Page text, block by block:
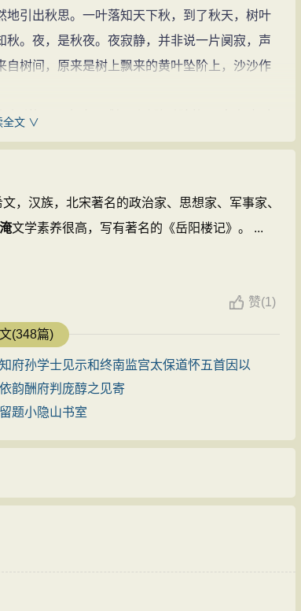
50
7
引出秋思。一叶落知天下秋，到了秋天，树叶
。夜，是秋夜。夜寂静，并非说一片阒寂，声
树间，原来是树上飘来的黄叶坠阶上，沙沙作
的沙沙声响，感知到叶坠香阶的。“寒声碎”这
点出这声响是带着寒意的秋声。由沙沙响而感
。这个“寒”字下得极妙，既是秋寒节候的感受，
平野阔”之气势。因为千里共月，最易引起相思之
雄壮，深沉激越。
态，攒眉揪心的愁容，形态毕肖。古来借酒解
仅反用其意，而且翻进一层，别出心裁，自出
”这首词里说：“愁肠已断无由醉，酒未到，先
。比起入肠化泪，又添一折，又进一层，愁更难
映照，自有一种凄然的气氛。枕头欹斜，写出了
加形象，更加生动。“谙尽孤眠滋味。”由于有前
眉愁脸。古人写愁情，设想愁象人体中的“气”，
全文 ∨
，汉族，北宋著名的政治家、思想家、军事家、
文学素养很高，写有著名的《岳阳楼记》。 ...
赞(1)
(348篇)
知府孙学士见示和终南监宫太保道怀五首因以
依韵酬府判庞醇之见寄
留题小隐山书室